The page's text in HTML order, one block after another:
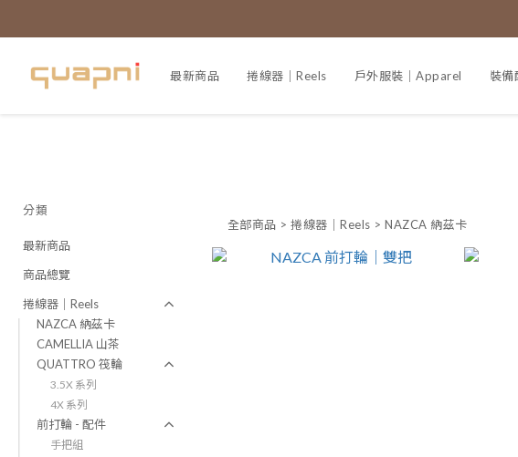
最新商品 捲線器｜Reels 戶外服裝｜Apparel 裝備
分類
最新商品
商品總覽
捲線器｜Reels
NAZCA 納茲卡
CAMELLIA 山茶
QUATTRO 筏輪
3.5X 系列
4X 系列
前打輪 - 配件
手把組
全部商品 >捲線器｜Reels >NAZCA 納茲卡